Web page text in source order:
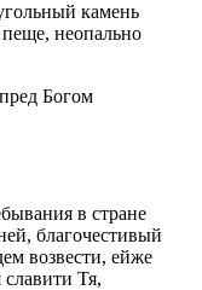
камень
пеще, неопально
Богом
в стране
благочестивый
возвести, ейже
Тя,